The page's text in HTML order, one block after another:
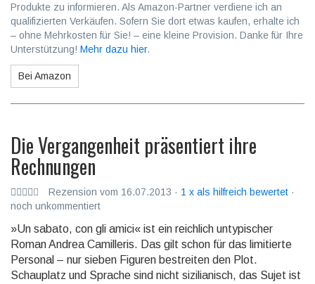
Produkte zu informieren. Als Amazon-Partner verdiene ich an
qualifizierten Verkäufen. Sofern Sie dort etwas kaufen, erhalte ich
– ohne Mehrkosten für Sie! – eine kleine Provision. Danke für Ihre
Unterstützung! Mehr dazu hier.
Bei Amazon
Die Vergangenheit präsentiert ihre
Rechnungen
Rezension vom 16.07.2013 · 1 x als hilfreich bewertet ·
noch unkommentiert
»Un sabato, con gli amici« ist ein reichlich untypischer
Roman Andrea Camille­ris. Das gilt schon für das limitierte
Personal – nur sieben Figuren be­strei­ten den Plot.
Schauplatz und Sprache sind nicht sizilianisch, das Sujet ist